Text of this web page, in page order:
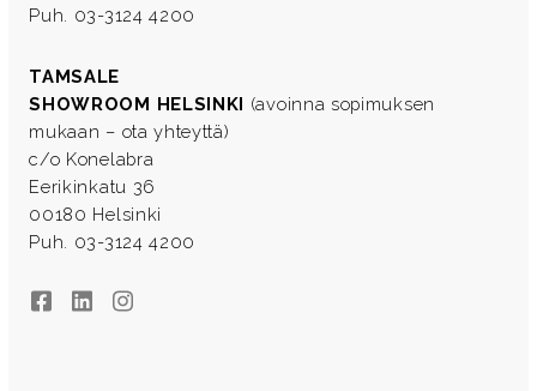
Puh. 03-3124 4200
TAMSALE
SHOWROOM HELSINKI (avoinna sopimuksen
mukaan – ota yhteyttä)
c/o Konelabra
Eerikinkatu 36
00180 Helsinki
Puh. 03-3124 4200
FacebookLinkedInInstagram